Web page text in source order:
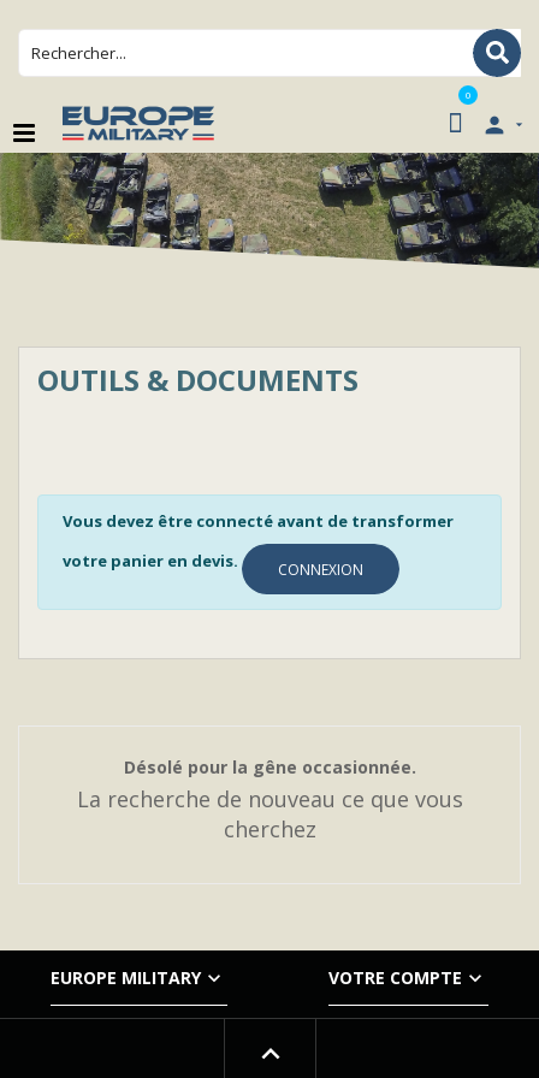
0

OUTILS & DOCUMENTS
Vous devez être connecté avant de transformer
votre panier en devis.
CONNEXION
Désolé pour la gêne occasionnée.
La recherche de nouveau ce que vous
cherchez
EUROPE MILITARY  VOTRE COMPTE 